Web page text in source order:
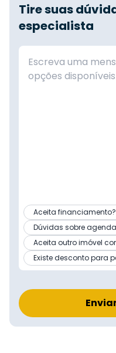
Tire suas
especialista
Aceita financiamento?
Dúvidas sobre
Aceita outro imóvel
Existe desconto para